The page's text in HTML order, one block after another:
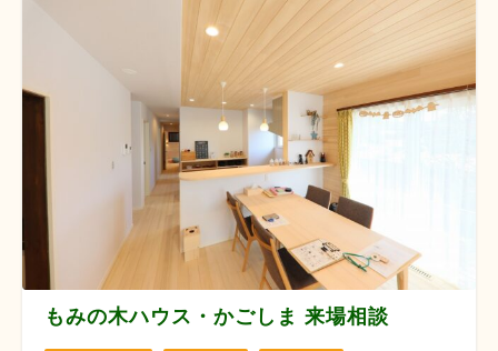
もみの木ハウス・かごしま 来場相談